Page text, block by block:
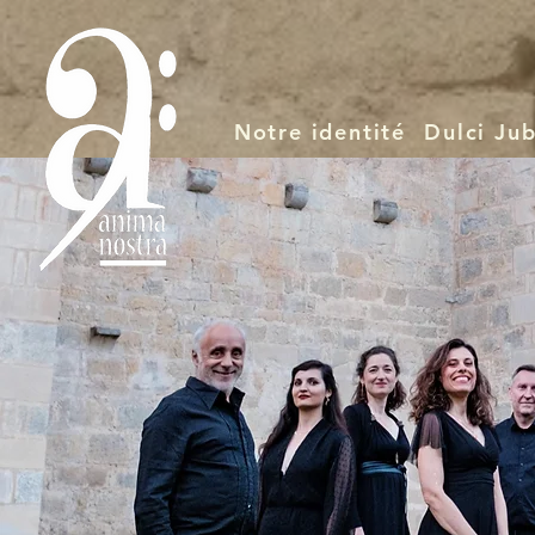
Notre identité Dulci